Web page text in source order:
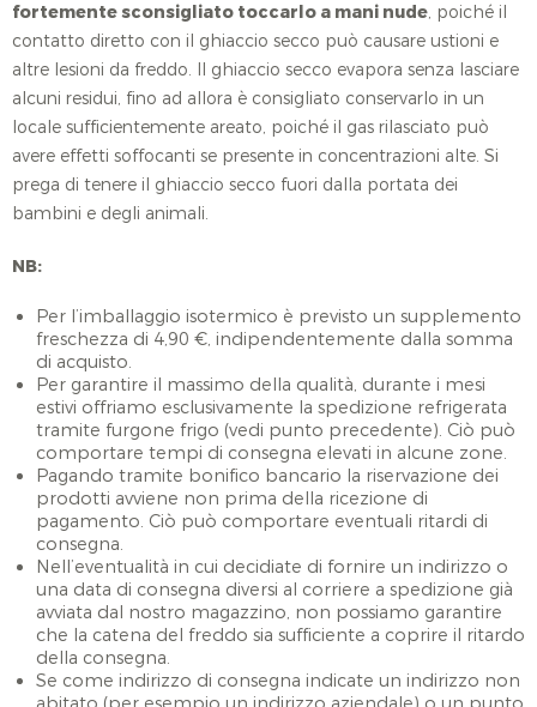
fortemente sconsigliato toccarlo a mani nude, poiché il
contatto diretto con il ghiaccio secco può causare ustioni e
altre lesioni da freddo. Il ghiaccio secco evapora senza lasciare
alcuni residui, fino ad allora è consigliato conservarlo in un
locale sufficientemente areato, poiché il gas rilasciato può
avere effetti soffocanti se presente in concentrazioni alte. Si
prega di tenere il ghiaccio secco fuori dalla portata dei
bambini e degli animali.
NB:
Per l’imballaggio isotermico è previsto un supplemento
freschezza di 4,90 €, indipendentemente dalla somma
di acquisto.
Per garantire il massimo della qualità, durante i mesi
estivi offriamo esclusivamente la spedizione refrigerata
tramite furgone frigo (vedi punto precedente). Ciò può
comportare tempi di consegna elevati in alcune zone.
Pagando tramite bonifico bancario la riservazione dei
prodotti avviene non prima della ricezione di
pagamento. Ciò può comportare eventuali ritardi di
consegna.
Nell’eventualità in cui decidiate di fornire un indirizzo o
una data di consegna diversi al corriere a spedizione già
avviata dal nostro magazzino, non possiamo garantire
che la catena del freddo sia sufficiente a coprire il ritardo
della consegna.
Se come indirizzo di consegna indicate un indirizzo non